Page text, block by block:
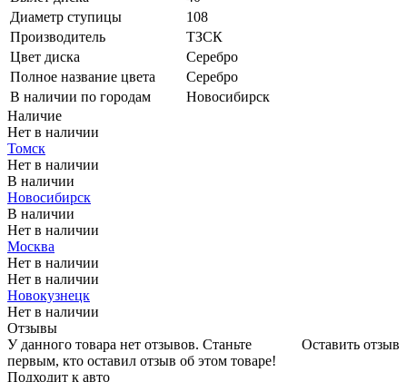
Диаметр ступицы
108
Производитель
ТЗСК
Цвет диска
Серебро
Полное название цвета
Серебро
В наличии по городам
Новосибирск
Наличие
Нет в наличии
Томск
Нет в наличии
В наличии
Новосибирск
В наличии
Нет в наличии
Москва
Нет в наличии
Нет в наличии
Новокузнецк
Нет в наличии
Отзывы
Оставить отзыв
У данного товара нет отзывов. Станьте
первым, кто оставил отзыв об этом товаре!
Подходит к авто